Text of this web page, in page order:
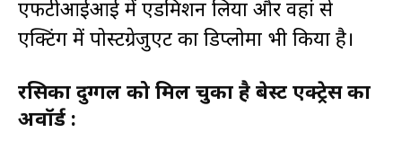
एफटीआईआई में एडमिशन लिया और वहां से
एक्टिंग में पोस्टग्रेजुएट का डिप्लोमा भी किया है।
रसिका दुग्गल को मिल चुका है बेस्ट एक्ट्रेस का
अवॉर्ड :